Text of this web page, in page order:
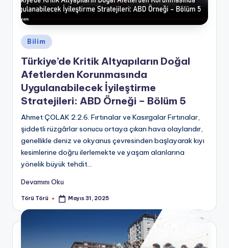
Posted
in
Bilim
Türkiye’de Kritik Altyapıların Doğal
Afetlerden Korunmasında
Uygulanabilecek İyileştirme
Stratejileri: ABD Örneği – Bölüm 5
Ahmet ÇOLAK 2.2.6. Fırtınalar ve Kasırgalar Fırtınalar,
şiddetli rüzgârlar sonucu ortaya çıkan hava olaylarıdır,
genellikle deniz ve okyanus çevresinden başlayarak kıyı
kesimlerine doğru ilerlemekte ve yaşam alanlarına
yönelik büyük tehdit...
Devamını Oku
Posted
Törü Törü Mayıs 31, 2025